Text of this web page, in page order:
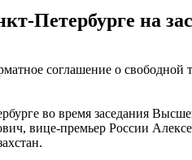
Петербурге на
соглашение о
во время заседания
вице-премьер России